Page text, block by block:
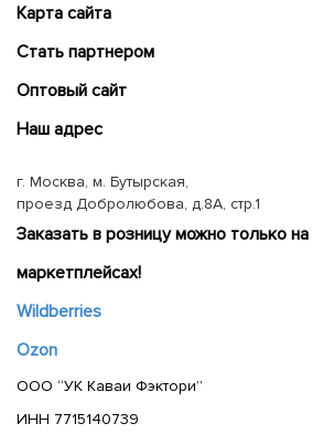
Карта сайта
Cтать партнером
Оптовый сайт
Наш адрес
г. Москва, м. Бутырская,
проезд Добролюбова, д.8А, стр.1
Заказать в розницу можно только на
маркетплейсах!
Wildberries
Ozon
ООО “УК Каваи Фэктори”
ИНН 7715140739